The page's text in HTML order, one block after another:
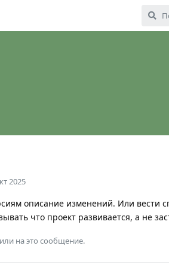
2025
описание изменений. Или вести
что проект развивается, а не
на это сообщение.